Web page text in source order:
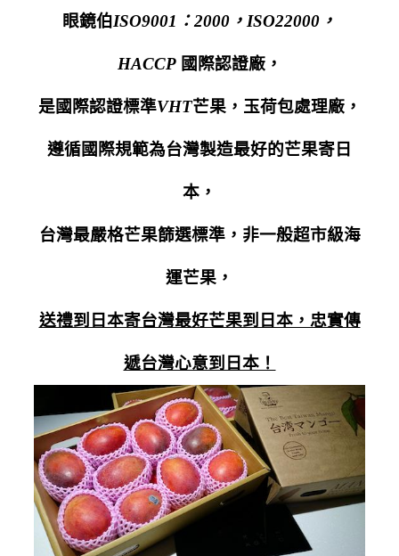
眼鏡伯ISO9001：2000，ISO22000，
HACCP國際認證廠，
是國際認證標準VHT芒果，玉荷包處理廠，
遵循國際規範為台灣製造最好的芒果寄日
本，
台灣最嚴格芒果篩選標準，非一般超市級海
運芒果，
送禮到日本寄台灣最好芒果到日本，忠實傳
遞台灣心意到日本！